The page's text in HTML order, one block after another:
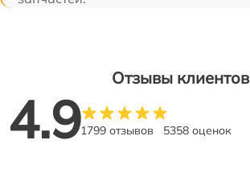
Отзывы клиентов
4.91799 отзывов 5358 оценок